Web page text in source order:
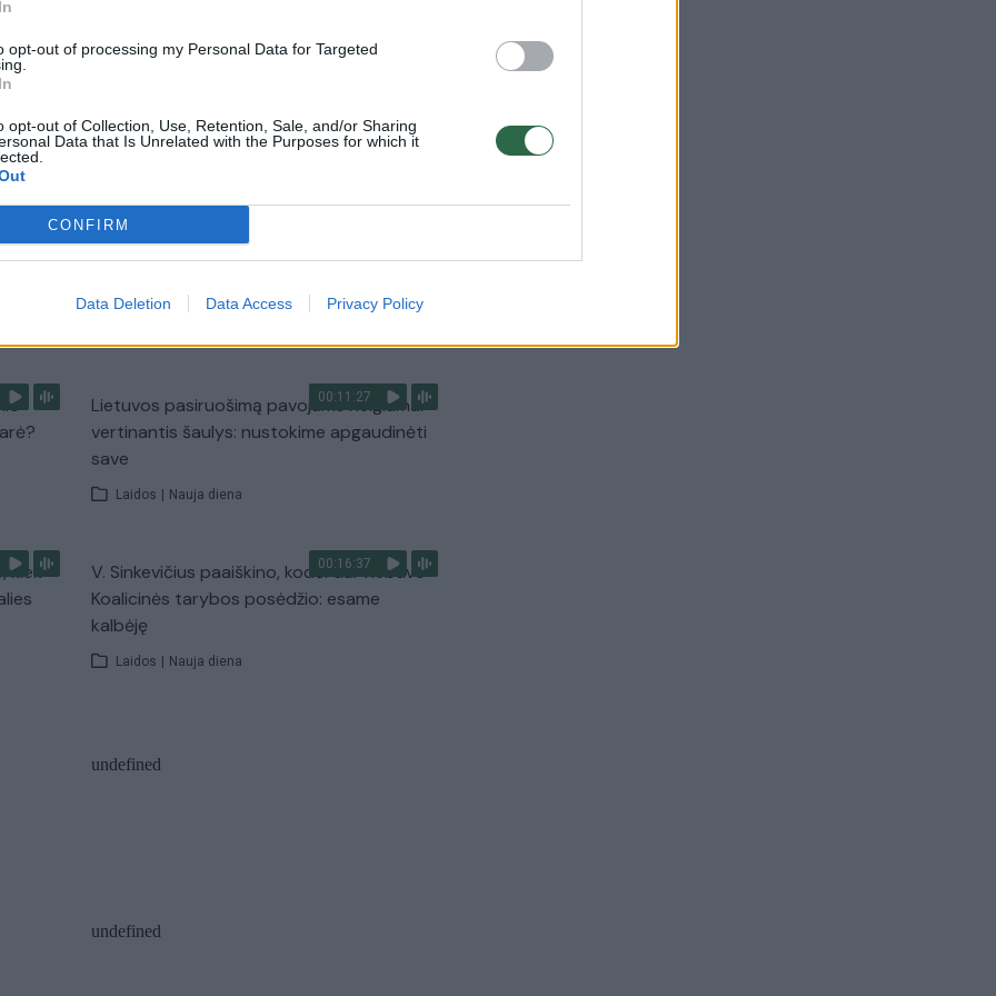
opt-out of processing my Personal Data for Targeted
opt-out of Collection, Use, Retention, Sale, and/or Sharing
Data that Is Unrelated with the Purposes for which it
CONFIRM
Data Deletion Data Access Privacy Policy
Laidos | Lietuva tiesiogiai
00:04:00
Kuprines pasvėrę specialistai įspėja apie
Žinios
00:11:27
Lietuvos pasiruošimą pavojams neigiamai
vertinantis šaulys: nustokime apgaudinėti
save
Laidos | Nauja diena
kiek
00:16:37
V. Sinkevičius paaiškino, kodėl dar nebuvo
Koalicinės tarybos posėdžio: esame
kalbėję
Laidos | Nauja diena